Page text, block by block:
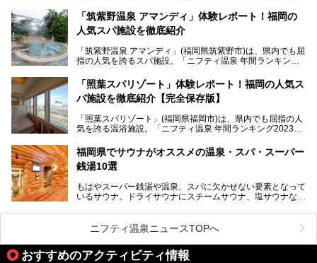
そんな福岡市は、スーパー銭湯も多種多彩。玄界灘を眺めら
れるリゾート気分満点のスーパー銭湯から、繁華街近くのレ
いスーパー銭湯を一挙ご紹介します。
「筑紫野温泉 アマンディ」体験レポート！福岡の
人気スパ施設を徹底紹介
「筑紫野温泉 アマンディ」(福岡県筑紫野市)は、県内でも屈
指の人気を誇るスパ施設。「ニフティ温泉 年間ランキング2
入浴客で賑わっています。
そこで今回は、ニフティ温泉ライターである筆者が現地訪
ーム・併設するレストランを体験し、それらの全貌を徹底紹
介します！
「照葉スパリゾート」体験レポート！福岡の人気ス
パ施設を徹底紹介【完全保存版】
「照葉スパリゾート」(福岡県福岡市)は、県内でも屈指の人
気を誇る温浴施設。「ニフティ温泉 年間ランキング2023」
常連客で賑わっています。
そこで今回は、ニフティ温泉ライターである筆者が現地体
ューズメント・宿泊施設・グルメ・その他施設まで、多彩な
る全貌と魅力を徹底紹介します！
福岡県でサウナがオススメの温泉・スパ・スーパー
銭湯10選
もはやスーパー銭湯や温泉、スパに欠かせない要素となって
いるサウナ。ドライサウナにスチームサウナ、塩サウナな
ペース、ロウリュウなど、心ゆくまで楽しむためのサービス
が充実した施設も多くみられます。
今回はそんなサウナにこだわった、福岡県内のオススメ温
泉・銭湯・スパを10件紹介したいと思います！
ニフティ温泉ニュースTOPへ
おすすめのアクティビティ情報